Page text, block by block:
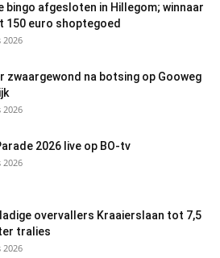
bingo afgesloten in Hillegom; winnaar
150 euro shoptegoed
2026
zwaargewond na botsing op Gooweg
2026
2026 live op BO-tv
2026
overvallers Kraaierslaan tot 7,5
tralies
2026